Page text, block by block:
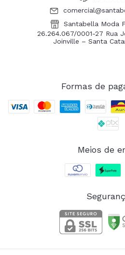
Santabella Moda
26.264.067/0001-27 Rua
Joinville – Santa
Formas de
Meios de